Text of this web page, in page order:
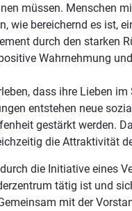
müssen. Menschen
wie bereichernd es ist,
durch den starken
Wahrnehmung
dass ihre Lieben
entstehen neue
gestärkt werden.
die Attraktivität
die Initiative eines
tätig ist und
mit der